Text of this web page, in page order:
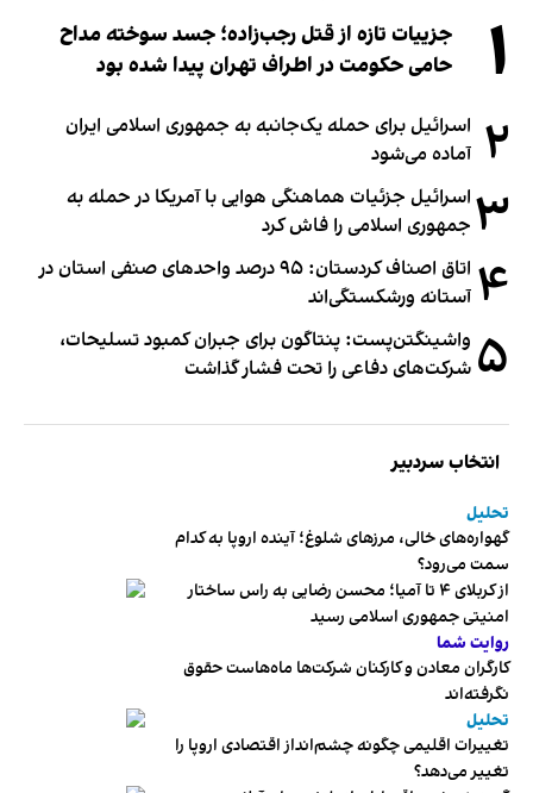
۱
جزییات تازه از قتل رجب‌زاده؛ جسد سوخته مداح
حامی حکومت در اطراف تهران پیدا شده بود
۲ اسرائیل برای حمله یک‌جانبه به جمهوری اسلامی ایران
آماده می‌شود
۳ اسرائیل جزئیات هماهنگی هوایی با آمریکا در حمله به
جمهوری اسلامی را فاش کرد
۴
اتاق اصناف کردستان: ۹۵ درصد واحدهای صنفی استان در
آستانه ورشکستگی‌اند
۵ واشینگتن‌پست: پنتاگون برای جبران کمبود تسلیحات،
شرکت‌های دفاعی را تحت فشار گذاشت
انتخاب سردبیر
تحلیل
گهواره‌های خالی، مرزهای شلوغ؛ آینده اروپا به کدام
سمت می‌رود؟
از کربلای ۴ تا آمیا؛ محسن رضایی به راس ساختار
امنیتی جمهوری اسلامی رسید
روایت شما
کارگران معادن و کارکنان شرکت‌ها ماه‌هاست حقوق
نگرفته‌اند
تحلیل
تغییرات اقلیمی چگونه چشم‌انداز اقتصادی اروپا را
تغییر می‌دهد؟